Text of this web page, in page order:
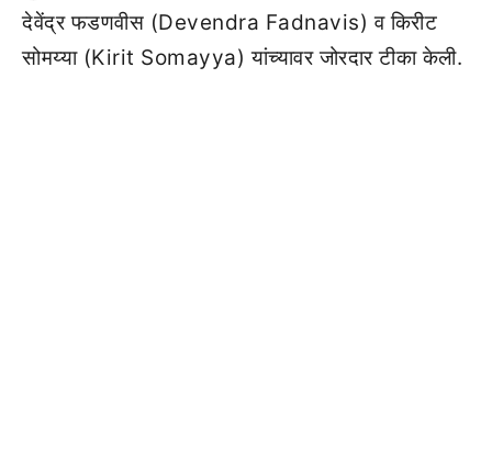
देवेंद्र फडणवीस (Devendra Fadnavis) व किरीट
सोमय्या (Kirit Somayya) यांच्यावर जोरदार टीका केली.